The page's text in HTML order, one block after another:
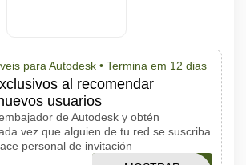
para Autodesk • Termina em 12 dias
al recomendar
usuarios
de Autodesk y obtén
vez que alguien de tu red se suscriba
personal de invitación